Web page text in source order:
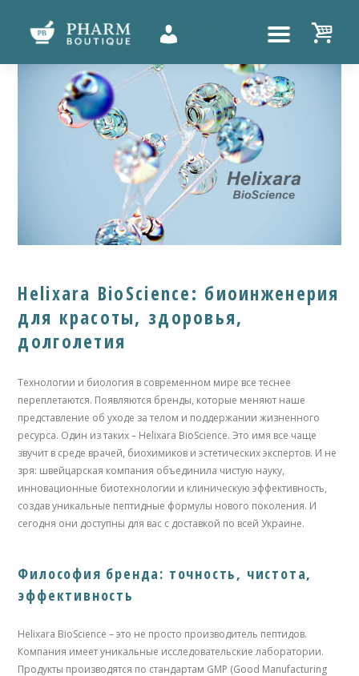
Helixara BioScience: биоинженерия
для красоты, здоровья,
долголетия
Технологии и биология в современном мире все теснее
переплетаются. Появляются бренды, которые меняют наше
представление об уходе за телом и поддержании жизненного
ресурса. Один из таких – Helixara BioScience. Это имя все чаще
звучит в среде врачей, биохимиков и эстетических экспертов. И не
зря: швейцарская компания объединила чистую науку,
инновационные биотехнологии и клиническую эффективность,
создав уникальные пептидные формулы нового поколения. И
сегодня они доступны для вас с доставкой по всей Украине.
Философия бренда: точность, чистота,
эффективность
Helixara BioScience – это не просто производитель пептидов.
Компания имеет уникальные исследовательские лаборатории.
Продукты производятся по стандартам GMP (Good Manufacturing